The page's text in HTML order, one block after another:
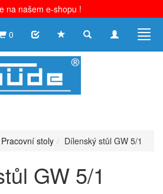
na našem e-shopu !
Toggle
Toggle
0
Pracovní stoly Dílenský stůl GW 5/1
GW 5/1